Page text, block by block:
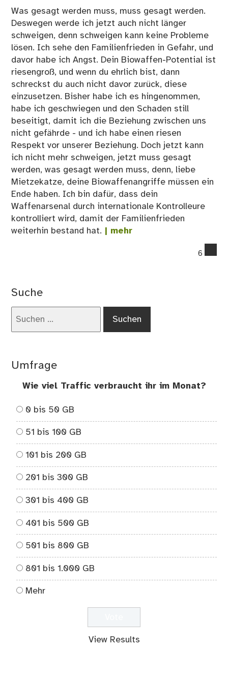
Was gesagt werden muss, muss gesagt werden.
Deswegen werde ich jetzt auch nicht länger
schweigen, denn schweigen kann keine Probleme
lösen. Ich sehe den Familienfrieden in Gefahr, und
davor habe ich Angst. Dein Biowaffen-Potential ist
riesengroß, und wenn du ehrlich bist, dann
schreckst du auch nicht davor zurück, diese
einzusetzen. Bisher habe ich es hingenommen,
habe ich geschwiegen und den Schaden still
beseitigt, damit ich die Beziehung zwischen uns
nicht gefährde - und ich habe einen riesen
Respekt vor unserer Beziehung. Doch jetzt kann
ich nicht mehr schweigen, jetzt muss gesagt
werden, was gesagt werden muss, denn, liebe
Mietzekatze, deine Biowaffenangriffe müssen ein
Ende haben. Ich bin dafür, dass dein
Waffenarsenal durch internationale Kontrolleure
kontrolliert wird, damit der Familienfrieden
weiterhin bestand hat. | mehr
6
Suche
Umfrage
Wie viel Traffic verbraucht ihr im Monat?
0 bis 50 GB
51 bis 100 GB
101 bis 200 GB
201 bis 300 GB
301 bis 400 GB
401 bis 500 GB
501 bis 800 GB
801 bis 1.000 GB
Mehr
View Results